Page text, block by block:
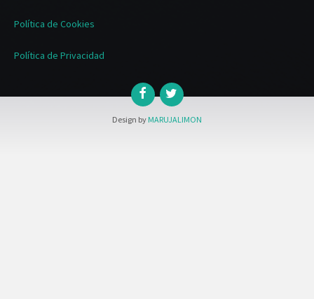
Política de Cookies
Política de Privacidad
Design by MARUJALIMON